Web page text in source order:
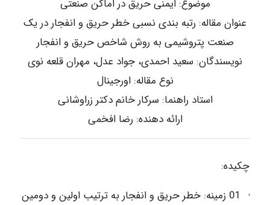
موضوع: ایمنی حریق در اماکن صنعتی
عنوان مقاله: رتبه بندی نسبی خطر حریق و انفجار در یک
صنعت پتروشیمی به روش شاخص حریق و انفجار
نویسندگان: سعید احمدی، جواد عدل، مهران قلعه نوی
نوع مقاله: اورجینال
استاد راهنما: سرکار خانم دکتر زراوشانی
ارائه دهنده: رضا افخمی
چکیده:
01 زمینه: خطر حریق و انفجار به ترتیب اولین و دومین